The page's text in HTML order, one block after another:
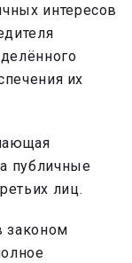
интересов
их
публичные
лиц.
законом